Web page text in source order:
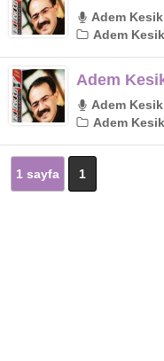
Adem Kesik
Adem Kesik
Adem
Adem Kesik
Adem Kesik
1 sayfa 1